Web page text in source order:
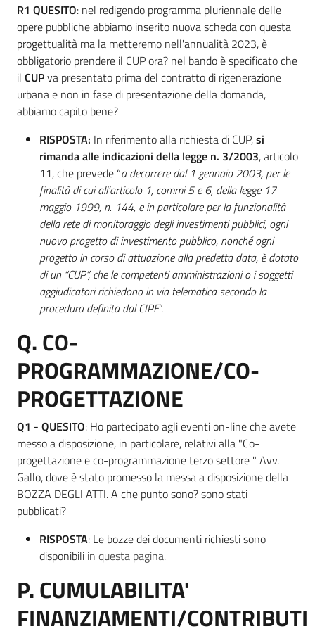
R1 QUESITO: nel redigendo programma pluriennale delle
opere pubbliche abbiamo inserito nuova scheda con questa
progettualità ma la metteremo nell'annualità 2023, è
obbligatorio prendere il CUP ora? nel bando è specificato che
il CUPva presentato prima del contratto di rigenerazione
urbana e non in fase di presentazione della domanda,
abbiamo capito bene?
RISPOSTA: In riferimento alla richiesta di CUP,si
rimanda alle indicazioni della legge n. 3/2003, articolo
11, che prevede “a decorrere dal 1 gennaio 2003, per le
finalità di cui all’articolo 1, commi 5 e 6, della legge 17
maggio 1999, n. 144, e in particolare per la funzionalità
della rete di monitoraggio degli investimenti pubblici, ogni
nuovo progetto di investimento pubblico, nonché ogni
progetto in corso di attuazione alla predetta data, è dotato
di un “CUP”, che le competenti amministrazioni o i soggetti
aggiudicatori richiedono in via telematica secondo la
procedura definita dal CIPE”.
Q. CO-
PROGRAMMAZIONE/CO-
PROGETTAZIONE
Q1 - QUESITO: Ho partecipato agli eventi on-line che avete
messo a disposizione, in particolare, relativi alla "Co-
progettazione e co-programmazione terzo settore " Avv.
Gallo, dove è stato promesso la messa a disposizione della
BOZZA DEGLI ATTI. A che punto sono? sono stati
pubblicati?
RISPOSTA: Le bozze dei documenti richiesti sono
disponibili in questa pagina.
P. CUMULABILITA'
FINANZIAMENTI/CONTRIBUTI